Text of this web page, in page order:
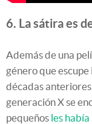
6. La sátira es
Además de una
género que
décadas
generación X se
pequeños les